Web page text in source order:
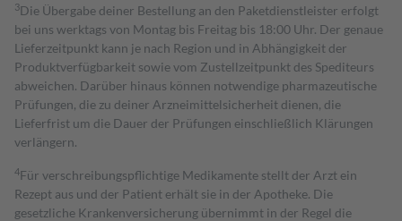
3Die Übergabe deiner Bestellung an den Paketdienstleister erfolgt
bei uns werktags von Montag bis Freitag bis 18:00 Uhr. Der genaue
Lieferzeitpunkt kann je nach Region und in Abhängigkeit der
Produktverfügbarkeit sowie vom Zustellzeitpunkt des Spediteurs
abweichen. Darüber hinaus können notwendige pharmazeutische
Prüfungen, die zu deiner Arzneimittelsicherheit dienen, die
Lieferfrist um die Dauer der Prüfungen einschließlich Klärungen
verlängern.
4Für verschreibungspflichtige Medikamente stellt der Arzt ein
Rezept aus und der Patient erhält sie in der Apotheke. Die
gesetzliche Krankenversicherung übernimmt in der Regel die